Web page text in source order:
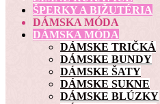
ŠPERKY A BIŽUTÉRIA
DÁMSKA MÓDA
DÁMSKA MÓDA
DÁMSKE TRIČKÁ
DÁMSKE BUNDY
DÁMSKE ŠATY
DÁMSKE SUKNE
DÁMSKE BLÚZKY